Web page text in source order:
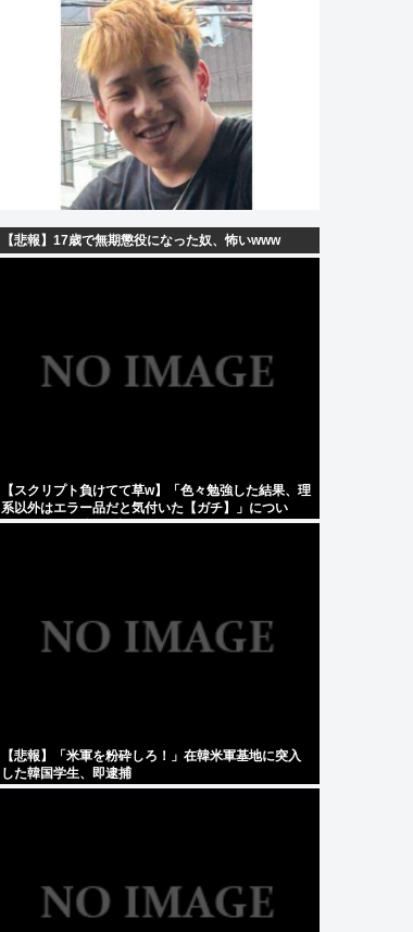
【悲報】17歳で無期懲役になった奴、怖いwww
【スクリプト負けてて草w】「色々勉強した結果、理
系以外はエラー品だと気付いた【ガチ】」につい
て、もっと具体的に話そうか
【悲報】「米軍を粉砕しろ！」在韓米軍基地に突入
した韓国学生、即逮捕